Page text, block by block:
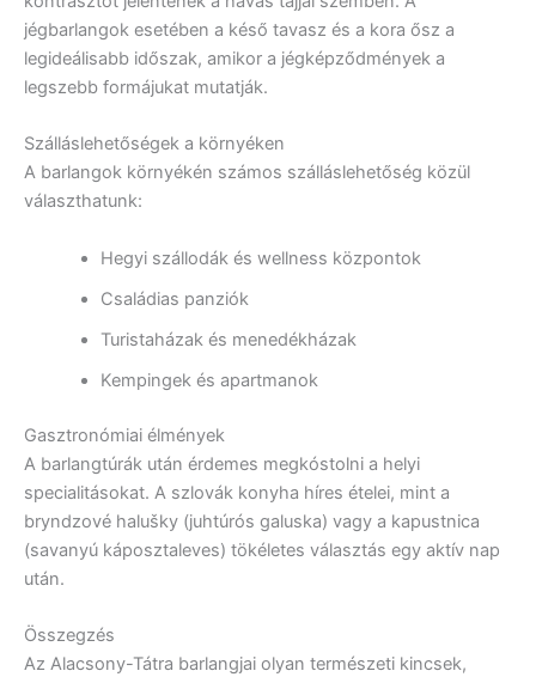
jégbarlangok esetében a késő tavasz és a kora ősz a
legideálisabb időszak, amikor a jégképződmények a
legszebb formájukat mutatják.
Szálláslehetőségek a környéken
A barlangok környékén számos szálláslehetőség közül
választhatunk:
Hegyi szállodák és wellness központok
Családias panziók
Turistaházak és menedékházak
Kempingek és apartmanok
Gasztronómiai élmények
A barlangtúrák után érdemes megkóstolni a helyi
specialitásokat. A szlovák konyha híres ételei, mint a
bryndzové halušky (juhtúrós galuska) vagy a kapustnica
(savanyú káposztaleves) tökéletes választás egy aktív nap
után.
Összegzés
Az Alacsony-Tátra barlangjai olyan természeti kincsek,